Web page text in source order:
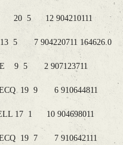
20 5 12 904210111
5 7 904220711 164626.0
9 5 2 907123711
19 9 6 910644811
17 1 10 904698011
19 7 7 910642111